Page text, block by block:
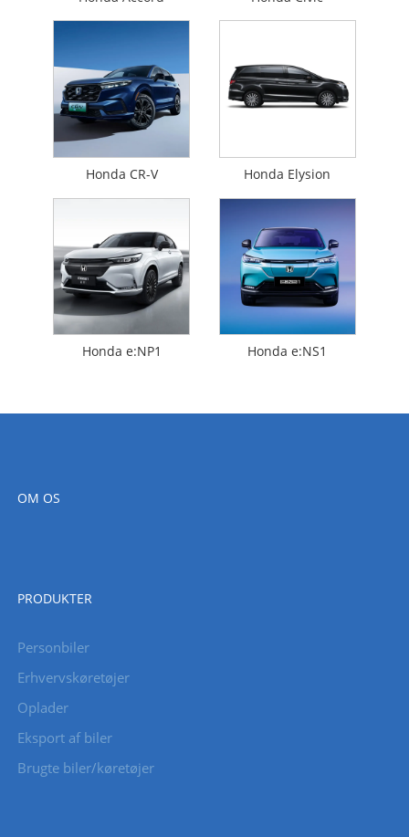
Honda CR-V Honda Elysion
Honda e:NP1 Honda e:NS1
OM OS
PRODUKTER
Personbiler
Erhvervskøretøjer
Oplader
Eksport af biler
Brugte biler/køretøjer